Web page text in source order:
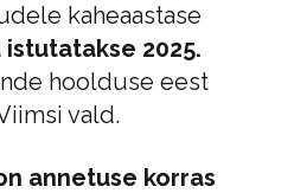
kaheaastase
istutatakse 2025.
hoolduse eest
vald.
annetuse korras